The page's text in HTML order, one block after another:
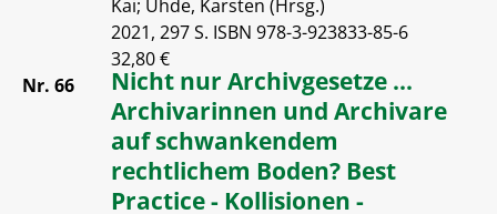
Kai; Uhde, Karsten (Hrsg.)
2021, 297 S. ISBN 978-3-923833-85-6
32,80 €
Nr. 66
Nicht nur Archivgesetze ...
Archivarinnen und Archivare
auf schwankendem
rechtlichem Boden? Best
Practice - Kollisionen -